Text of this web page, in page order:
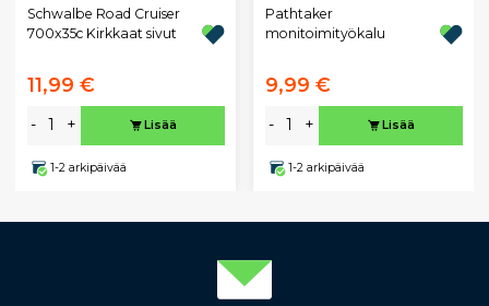
Schwalbe Road Cruiser
700x35c Kirkkaat sivut
11,99 €
- + Lisää
1-2 arkipäivää
Pathtaker
monitoimityökalu
9,99 €
- + Lisää
1-2 arkipäivää